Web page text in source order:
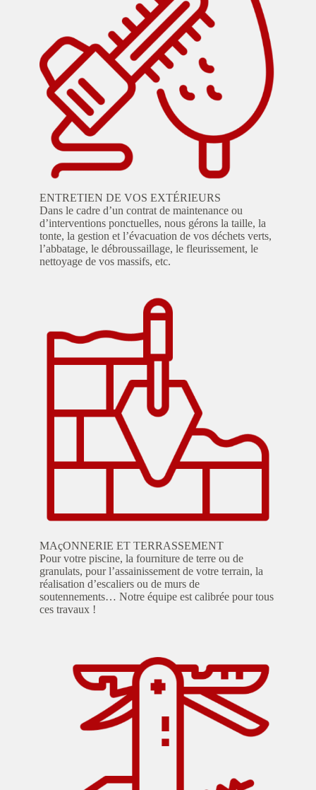
ENTRETIEN DE VOS EXTÉRIEURS
Dans le cadre d’un contrat de maintenance ou
d’interventions ponctuelles, nous gérons la taille, la
tonte, la gestion et l’évacuation de vos déchets verts,
l’abbatage, le débroussaillage, le fleurissement, le
nettoyage de vos massifs, etc.
MAçONNERIE ET TERRASSEMENT
Pour votre piscine, la fourniture de terre ou de
granulats, pour l’assainissement de votre terrain, la
réalisation d’escaliers ou de murs de
soutennements… Notre équipe est calibrée pour tous
ces travaux !